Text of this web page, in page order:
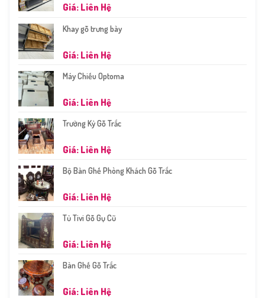
Giá: Liên Hệ
Khay gỗ trưng bày
Giá: Liên Hệ
Máy Chiếu Optoma
Giá: Liên Hệ
Trường Kỷ Gỗ Trắc
Giá: Liên Hệ
Bộ Bàn Ghế Phòng Khách Gỗ Trắc
Giá: Liên Hệ
Tủ Tivi Gỗ Gụ Cũ
Giá: Liên Hệ
Bàn Ghế Gỗ Trắc
Giá: Liên Hệ